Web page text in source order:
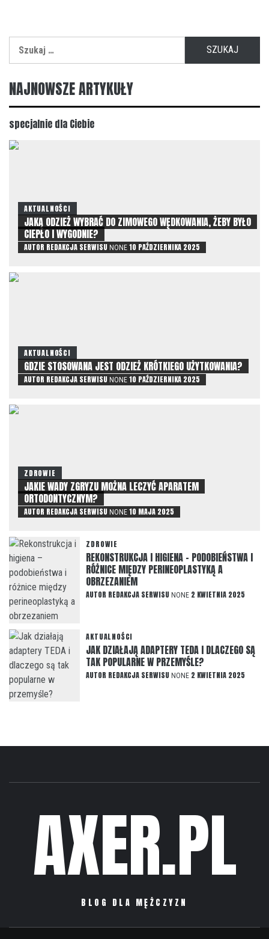
NAJNOWSZE ARTYKUŁY
specjalnie dla Ciebie
AKTUALNOŚCI
JAKĄ ODZIEŻ WYBRAĆ DO ZIMOWEGO WĘDKOWANIA, ŻEBY BYŁO
CIEPŁO I WYGODNIE?
AUTOR REDAKCJA SERWISU NONE 10 PAŹDZIERNIKA 2025
AKTUALNOŚCI
GDZIE STOSOWANA JEST ODZIEŻ KRÓTKIEGO UŻYTKOWANIA?
AUTOR REDAKCJA SERWISU NONE 10 PAŹDZIERNIKA 2025
ZDROWIE
JAKIE WADY ZGRYZU MOŻNA LECZYĆ APARATEM
ORTODONTYCZNYM?
AUTOR REDAKCJA SERWISU NONE 10 MAJA 2025
ZDROWIE
REKONSTRUKCJA I HIGIENA – PODOBIEŃSTWA I
RÓŻNICE MIĘDZY PERINEOPLASTYKĄ A
OBRZEZANIEM
AUTOR REDAKCJA SERWISU NONE 2 KWIETNIA 2025
AKTUALNOŚCI
JAK DZIAŁAJĄ ADAPTERY TEDA I DLACZEGO SĄ
TAK POPULARNE W PRZEMYŚLE?
AUTOR REDAKCJA SERWISU NONE 2 KWIETNIA 2025
AXER.PL
BLOG DLA MĘŻCZYZN